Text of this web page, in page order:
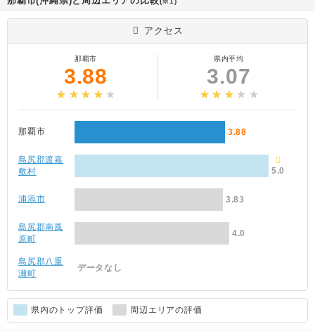
アクセス
那覇市
3.88
県内平均
3.07
那覇市 3.88
島尻郡渡嘉
敷村
5.0
浦添市 3.83
島尻郡南風
原町
4.0
島尻郡八重
瀬町
データなし
県内のトップ評価 周辺エリアの評価